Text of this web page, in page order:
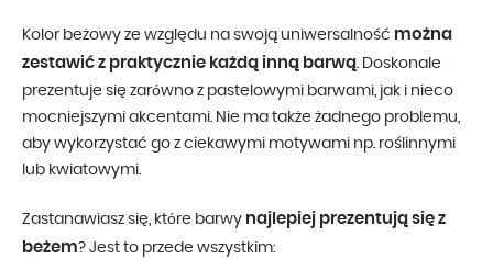
Kolor beżowy ze względu na swoją uniwersalność można
zestawić z praktycznie każdą inną barwą. Doskonale
prezentuje się zarówno z pastelowymi barwami, jak i nieco
mocniejszymi akcentami. Nie ma także żadnego problemu,
aby wykorzystać go z ciekawymi motywami np. roślinnymi
lub kwiatowymi.
Zastanawiasz się, które barwy najlepiej prezentują się z
beżem? Jest to przede wszystkim: